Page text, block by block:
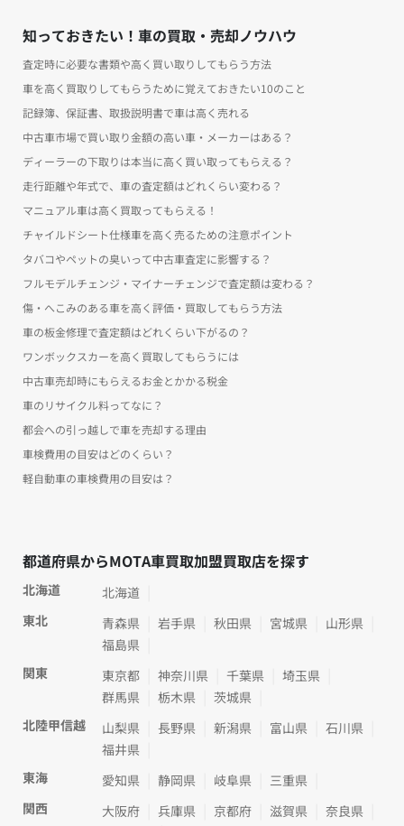
知っておきたい！車の買取・売却ノウハウ
査定時に必要な書類や高く買い取りしてもらう方法
車を高く買取りしてもらうために覚えておきたい10のこと
記録簿、保証書、取扱説明書で車は高く売れる
中古車市場で買い取り金額の高い車・メーカーはある？
ディーラーの下取りは本当に高く買い取ってもらえる？
走行距離や年式で、車の査定額はどれくらい変わる？
マニュアル車は高く買取ってもらえる！
チャイルドシート仕様車を高く売るための注意ポイント
タバコやペットの臭いって中古車査定に影響する？
フルモデルチェンジ・マイナーチェンジで査定額は変わる？
傷・へこみのある車を高く評価・買取してもらう方法
車の板金修理で査定額はどれくらい下がるの？
ワンボックスカーを高く買取してもらうには
中古車売却時にもらえるお金とかかる税金
車のリサイクル料ってなに？
都会への引っ越しで車を売却する理由
車検費用の目安はどのくらい？
軽自動車の車検費用の目安は？
都道府県からMOTA車買取加盟買取店を探す
北海道
北海道
東北
青森県 岩手県 秋田県 宮城県
山形県
福島県
関東
東京都 神奈川県 千葉県
埼玉県
群馬県
栃木県
茨城県
北陸甲信越
山梨県 長野県 新潟県 富山県
石川県
福井県
東海
愛知県 静岡県 岐阜県
三重県
関西
大阪府 兵庫県 京都府 滋賀県
奈良県